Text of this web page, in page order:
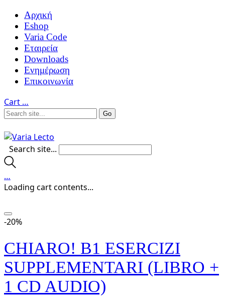
Αρχική
Eshop
Varia Code
Εταιρεία
Downloads
Ενημέρωση
Επικοινωνία
Cart …
Search site...
…
Loading cart contents...
-20%
CHIARO! B1 ESERCIZI
SUPPLEMENTARI (LIBRO +
1 CD AUDIO)